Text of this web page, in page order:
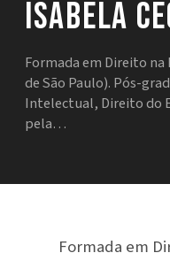
Isabela
Formada em Direito na
de São Paulo). Pós-
Intelectual, Direito do
pela…
Formada em